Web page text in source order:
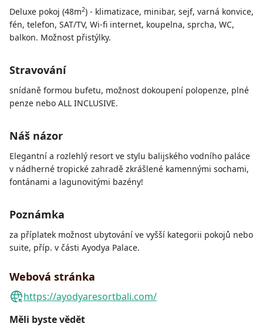
Deluxe pokoj (48m2) - klimatizace, minibar, sejf, varná konvice,
fén, telefon, SAT/TV, Wi-fi internet, koupelna, sprcha, WC,
balkon. Možnost přistýlky.
Stravování
snídaně formou bufetu, možnost dokoupení polopenze, plné
penze nebo ALL INCLUSIVE.
Náš názor
Elegantní a rozlehlý resort ve stylu balijského vodního paláce
v nádherné tropické zahradě zkrášlené kamennými sochami,
fontánami a lagunovitými bazény!
Poznámka
za příplatek možnost ubytování ve vyšší kategorii pokojů nebo
suite, příp. v části Ayodya Palace.
Webová stránka
https://ayodyaresortbali.com/
Měli byste vědět